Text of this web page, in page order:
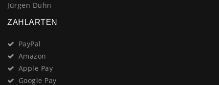
Jürgen Duhn
ZAHLARTEN
PayPal
Amazon
Apple Pay
Google Pay